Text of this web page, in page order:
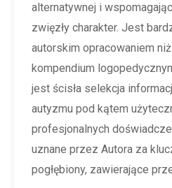
alternatywnej i
zwięzły charakter. Jest
autorskim opracowaniem
kompendium
jest ścisła selekcja
autyzmu pod kątem
profesjonalnych
uznane przez Autora za
pogłębiony, zawierające